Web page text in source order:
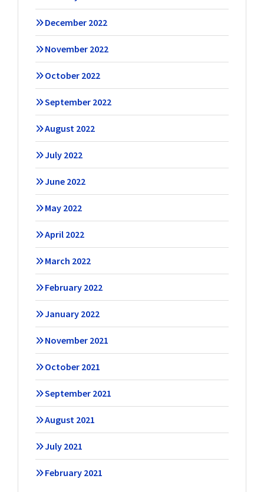
December 2022
November 2022
October 2022
September 2022
August 2022
July 2022
June 2022
May 2022
April 2022
March 2022
February 2022
January 2022
November 2021
October 2021
September 2021
August 2021
July 2021
February 2021